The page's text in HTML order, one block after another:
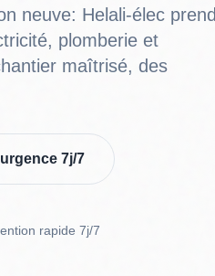
neuve: Helali-élec prend
plomberie et
maîtrisé, des
7j/7
rapide 7j/7